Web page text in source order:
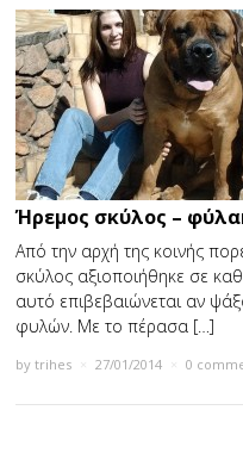
Ήρεμος σκύλος –
Από την αρχή της κοινής
σκύλος αξιοποιήθηκε σε
αυτό επιβεβαιώνεται αν
φυλών. Με το πέρασα […]
bytrihes 27/01/2014 0